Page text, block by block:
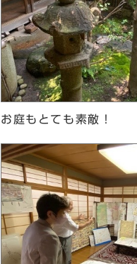
お庭もとても素敵！